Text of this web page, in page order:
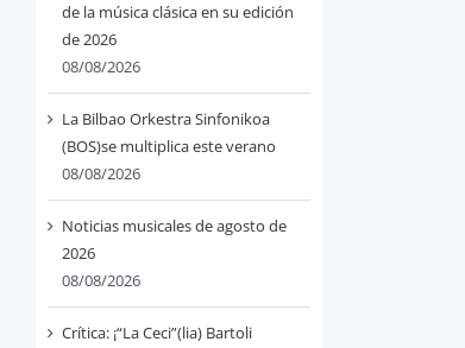
de la música clásica en su edición
de 2026
08/08/2026
La Bilbao Orkestra Sinfonikoa
(BOS)se multiplica este verano
08/08/2026
Noticias musicales de agosto de
2026
08/08/2026
Crítica: ¡“La Ceci”(lia) Bartoli